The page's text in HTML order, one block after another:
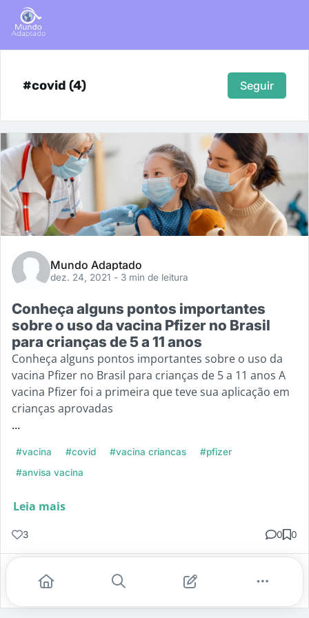
#covid (4) Seguir
Mundo Adaptado
dez. 24, 2021 - 3 min de leitura
Conheça alguns pontos importantes
sobre o uso da vacina Pfizer no Brasil
para crianças de 5 a 11 anos
Conheça alguns pontos importantes sobre o uso da
vacina Pfizer no Brasil para crianças de 5 a 11 anos A
vacina Pfizer foi a primeira que teve sua aplicação em
crianças aprovadas
...
#vacina #covid #vacina criancas
#pfizer
#anvisa vacina
Leia mais
3 0 0
Gostei Comentar Salvar